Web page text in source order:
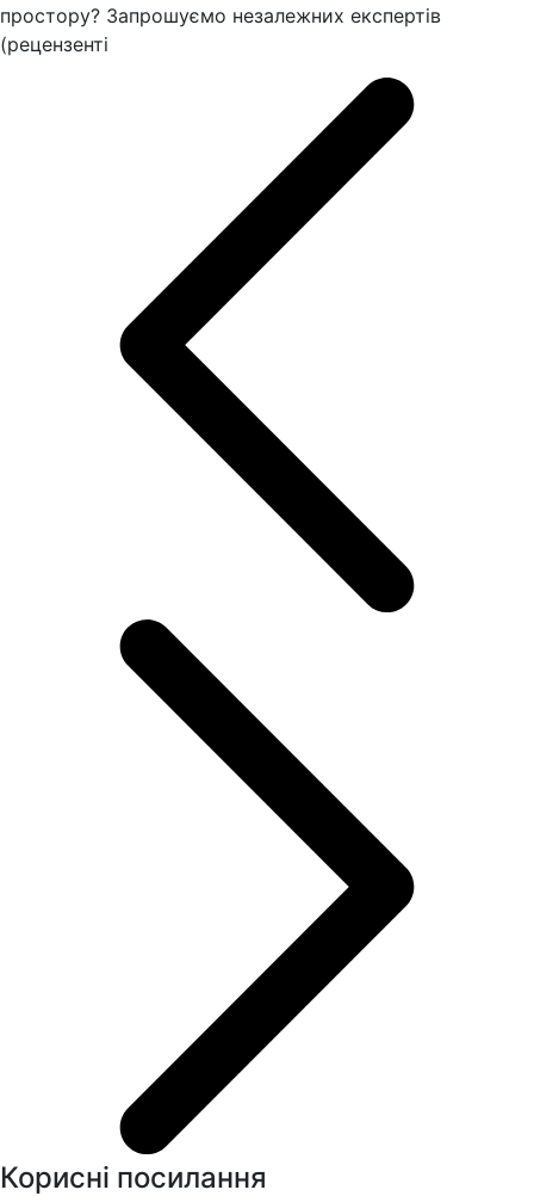
простору? Запрошуємо незалежних експертів
(рецензенті
Корисні посилання